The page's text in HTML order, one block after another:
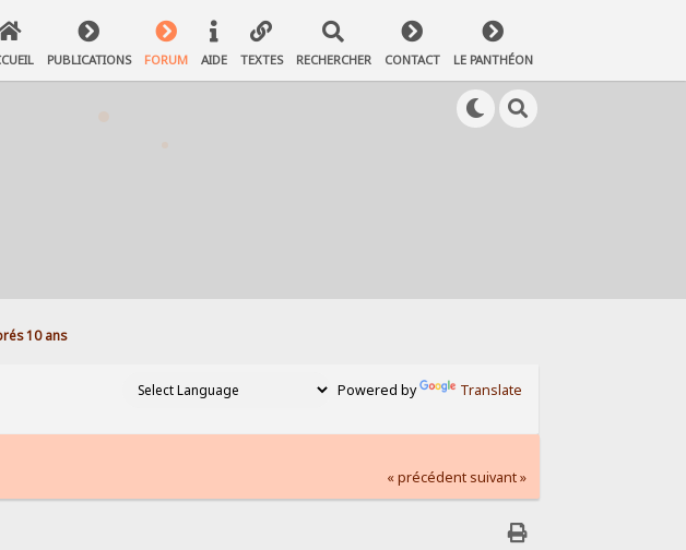
PUBLICATIONS FORUM AIDE TEXTES RECHERCHER CONTACT LE PANTHÉON
10 ans
Powered by Translate
« précédent suivant »